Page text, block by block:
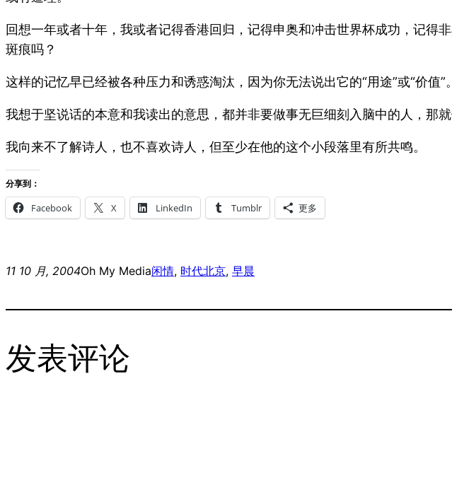
回想一年或者十年，我或者记得香港回归，记得申奥和冲击世界杯成功，记
斑痕吗？
这样的记忆早已经被各种压力和诱惑淘汰，因为你无法说出它的“用途”或“价值”。
我想于坚说话的本意和我读出的意思，都并非要做事无巨细刻入脑中的人，那
我向来不了解诗人，也不喜欢诗人，但至少在他的这个小段落里有所共鸣。
分享到：
Facebook X LinkedIn Tumblr 更多
11 10 月, 2004Oh My Media闲情, 时代北京, 早晨
发表评论